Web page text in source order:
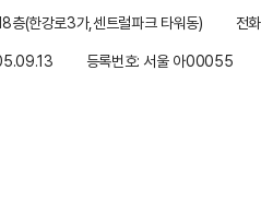
층(한강로3가,센트럴파크 타워동)
전
등록번호: 서울 아00055